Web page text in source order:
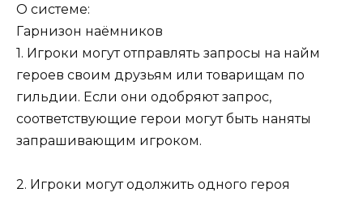
О системе:
Гарнизон наёмников
1. Игроки могут отправлять запросы на найм
героев своим друзьям или товарищам по
гильдии. Если они одобряют запрос,
соответствующие герои могут быть наняты
запрашивающим игроком.
2. Игроки могут одолжить одного героя